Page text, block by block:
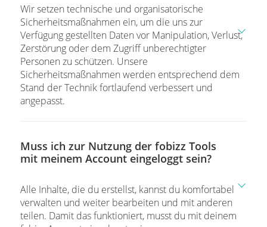
Wir setzen technische und organisatorische
Sicherheitsmaßnahmen ein, um die uns zur
Verfügung gestellten Daten vor Manipulation, Verlust,
Zerstörung oder dem Zugriff unberechtigter
Personen zu schützen. Unsere
Sicherheitsmaßnahmen werden entsprechend dem
Stand der Technik fortlaufend verbessert und
angepasst.
Muss ich zur Nutzung der fobizz Tools
mit meinem Account eingeloggt sein?
Alle Inhalte, die du erstellst, kannst du komfortabel
verwalten und weiter bearbeiten und mit anderen
teilen. Damit das funktioniert, musst du mit deinem